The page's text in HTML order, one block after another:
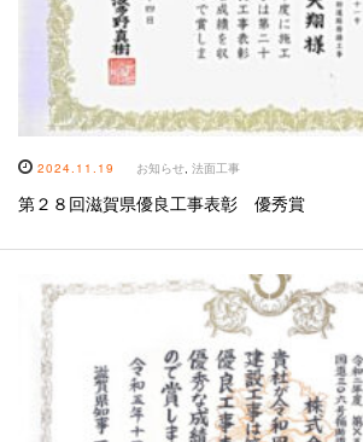
2024.11.19 お知らせ 法面工事
第２８回滋賀県優良工事表彰 優秀賞